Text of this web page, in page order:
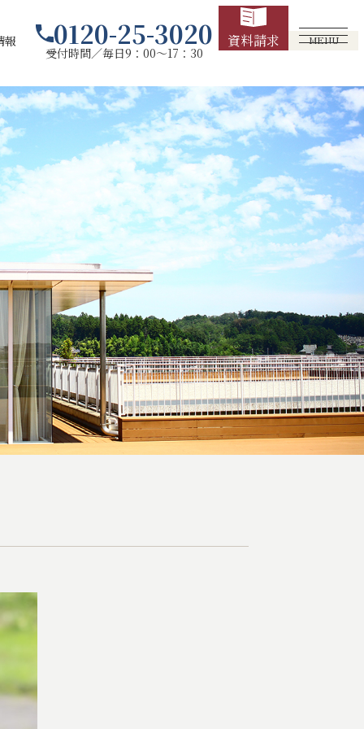
報 0120-25-3020
受付時間／毎日9：00～17：30
資料請求 MENU